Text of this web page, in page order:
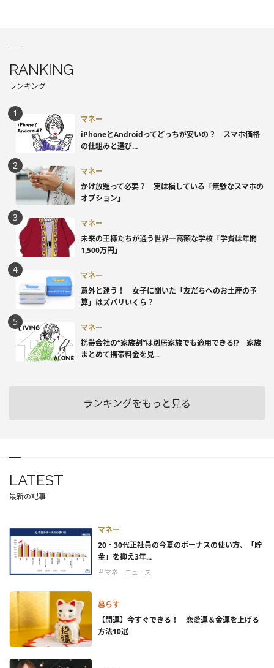
RANKING
ランキング
マネー
iPhoneとAndroidってどっちが安いの？ スマホ価格
の仕組みと選び...
マネー
かけ放題って必要？ 実は損している「無駄なスマホの
オプション」
マネー
未来の王様たちが通う世界一高額な学校「学費は年間
1,500万円」
マネー
意外と迷う！ 女子に聞いた「友だちへのお土産の予
算」はズバリいくら？
マネー
携帯会社の“家族割”は別居家族でも適用できる!? 家族
まとめて携帯料金を見...
ランキングをもっと見る
LATEST
最新の記事
マネー
20・30代正社員の今夏のボーナスの使い方、「貯
金」を抑え3年...
＃マネーニュース
暮らす
【開運】今すぐできる！ 恋愛運＆金運を上げる
方法10選